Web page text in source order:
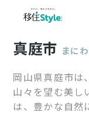
真庭市 まに
岡山県真庭市は
山々を望む美し
は、豊かな自然